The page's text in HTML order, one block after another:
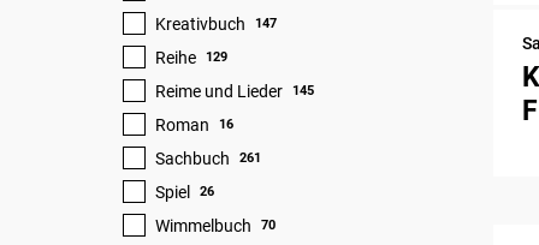
Kreativbuch 147
Reihe 129
Reime und Lieder 145
Roman 16
Sachbuch 261
Spiel 26
Wimmelbuch 70